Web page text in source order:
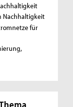
Nachhaltigkeit
für